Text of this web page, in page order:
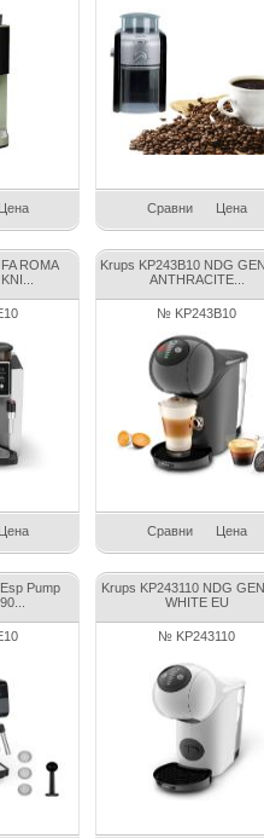
Цена Сравни Цена
ROMA
Цена
Krups KP243B10 NDG
ANTHRACITE...
№ KP243B10
Сравни Цена
Pump
Krups KP243110 NDG
WHITE EU
№ KP243110